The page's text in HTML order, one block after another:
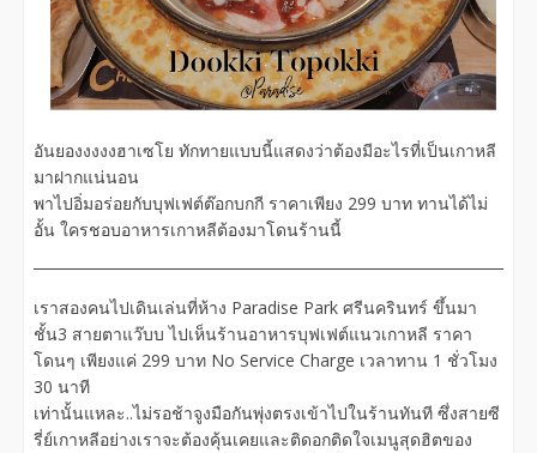
อันยองงงงงฮาเซโย ทักทายแบบนี้แสดงว่าต้องมีอะไรที่เป็นเกาหลี
มาฝากแน่นอน
พาไปอิ่มอร่อยกับบุฟเฟต์ต๊อกบกกี ราคาเพียง 299 บาท ทานได้ไม่
อั้น ใครชอบอาหารเกาหลีต้องมาโดนร้านนี้
เราสองคนไปเดินเล่นที่ห้าง Paradise Park ศรีนครินทร์ ขึ้นมา
ชั้น3 สายตาแว๊บบ ไปเห็นร้านอาหารบุฟเฟต์แนวเกาหลี ราคา
โดนๆ เพียงแค่ 299 บาท No Service Charge เวลาทาน 1 ชั่วโมง
30 นาที
เท่านั้นแหละ..ไม่รอช้าจูงมือกันพุ่งตรงเข้าไปในร้านทันที ซึ่งสายซี
รี่ย์เกาหลีอย่างเราจะต้องคุ้นเคยและติดอกติดใจเมนูสุดฮิตของ